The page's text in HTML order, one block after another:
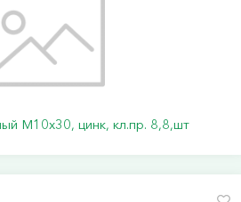
М10х30, цинк, кл.пр. 8,8,шт